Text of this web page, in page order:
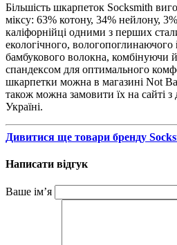
Більшість шкарпеток Socksmith
міксу: 63% котону, 34% нейлону,
каліфорнійці одними з перших
екологічного,
бамбукового волокна, комбінуючи
спандексом для оптимального
шкарпетки можна в магазині Not
також можна замовити їх на сайті
Україні.
Дивитися ще товари бренду
Написати відгук
Ваше ім’я